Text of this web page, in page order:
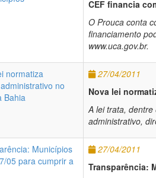
CEF financia
O Prouca conta
financiamento
www.uca.gov.br.
27/04/2011
Nova lei
A lei trata,
administrativo,
27/04/2011
Transparência: